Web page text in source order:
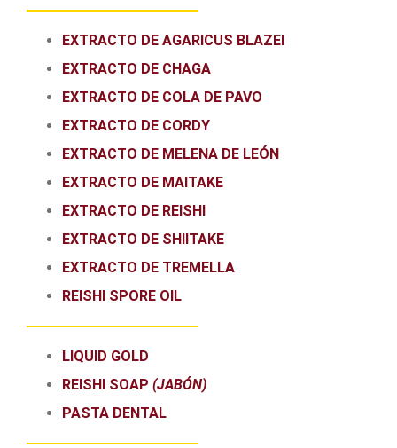
EXTRACTO DE AGARICUS BLAZEI
EXTRACTO DE CHAGA
EXTRACTO DE COLA DE PAVO
EXTRACTO DE CORDY
EXTRACTO DE MELENA DE LEÓN
EXTRACTO DE MAITAKE
EXTRACTO DE REISHI
EXTRACTO DE SHIITAKE
EXTRACTO DE TREMELLA
REISHI SPORE OIL
LIQUID GOLD
REISHI SOAP (JABÓN)
PASTA DENTAL